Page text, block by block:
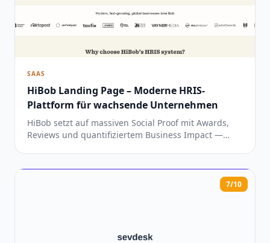
SAAS
HiBob Landing Page – Moderne HRIS-
Plattform für wachsende Unternehmen
HiBob setzt auf massiven Social Proof mit Awards,
Reviews und quantifiziertem Business Impact —
7/10